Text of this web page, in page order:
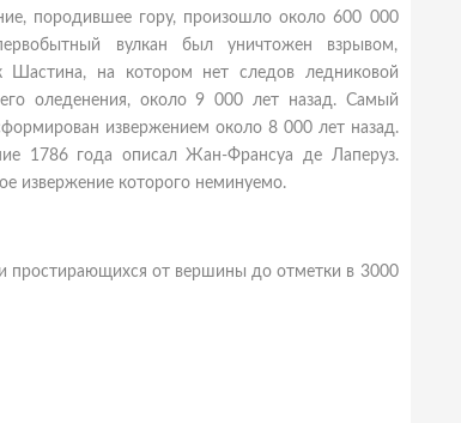
породившее гору, произошло около 600 000
вулкан был уничтожен взрывом,
на котором нет следов ледниковой
оледенения, около 9 000 лет назад. Самый
извержением около 8 000 лет назад.
1786 года описал Жан-Франсуа де Лаперуз.
извержение которого неминуемо.
простирающихся от вершины до отметки в 3000